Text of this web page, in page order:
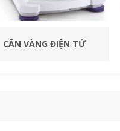
KỸ THUẬT ĐIỆN TỬ